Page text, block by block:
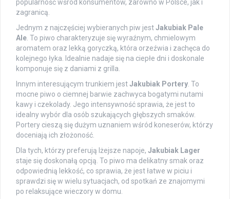
popularność wśród konsumentów, zarówno w Polsce, jak i
zagranicą.
Jednym z najczęściej wybieranych piw jestJakubiak Pale
Ale . To piwo charakteryzuje się wyraźnym, chmielowym
aromatem oraz lekką goryczką, która orzeźwia i zachęca do
kolejnego łyka. Idealnie nadaje się na ciepłe dni i doskonale
komponuje się z daniami z grilla.
Innym interesującym trunkiem jestJakubiak Portery . To
mocne piwo o ciemnej barwie zachwyca bogatymi nutami
kawy i czekolady. Jego intensywność sprawia, że jest to
idealny wybór dla osób szukających głębszych smaków.
Portery cieszą się dużym uznaniem wśród koneserów, którzy
doceniają ich złożoność.
Dla tych, którzy preferują lżejsze napoje, Jakubiak Lager
staje się doskonałą opcją. To piwo ma delikatny smak oraz
odpowiednią lekkość, co sprawia, że jest łatwe w piciu i
sprawdzi się w wielu sytuacjach, od spotkań ze znajomymi
po relaksujące wieczory w domu.